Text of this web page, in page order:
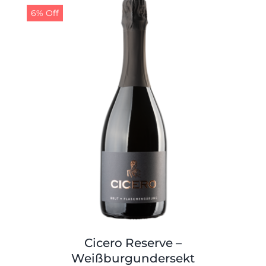
Shop
Kontakt
Tabak
6% Off
Cicero Reserve –
Weißburgundersekt